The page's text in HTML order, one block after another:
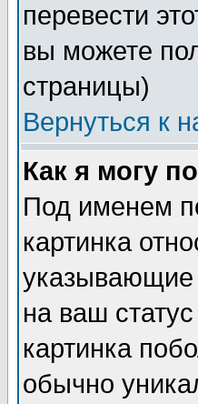
перевести
вы можете
страницы)
Вернуться к
Как я могу
Под именем
картинка
указывающие
на ваш
картинка
обычно